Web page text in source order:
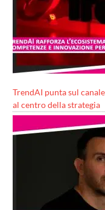
TrendAI punta sul
al centro della strategia